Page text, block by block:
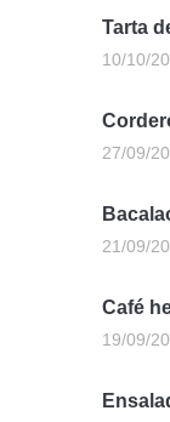
Tarta
10/10/
27/09/
21/09/
Café
19/09/